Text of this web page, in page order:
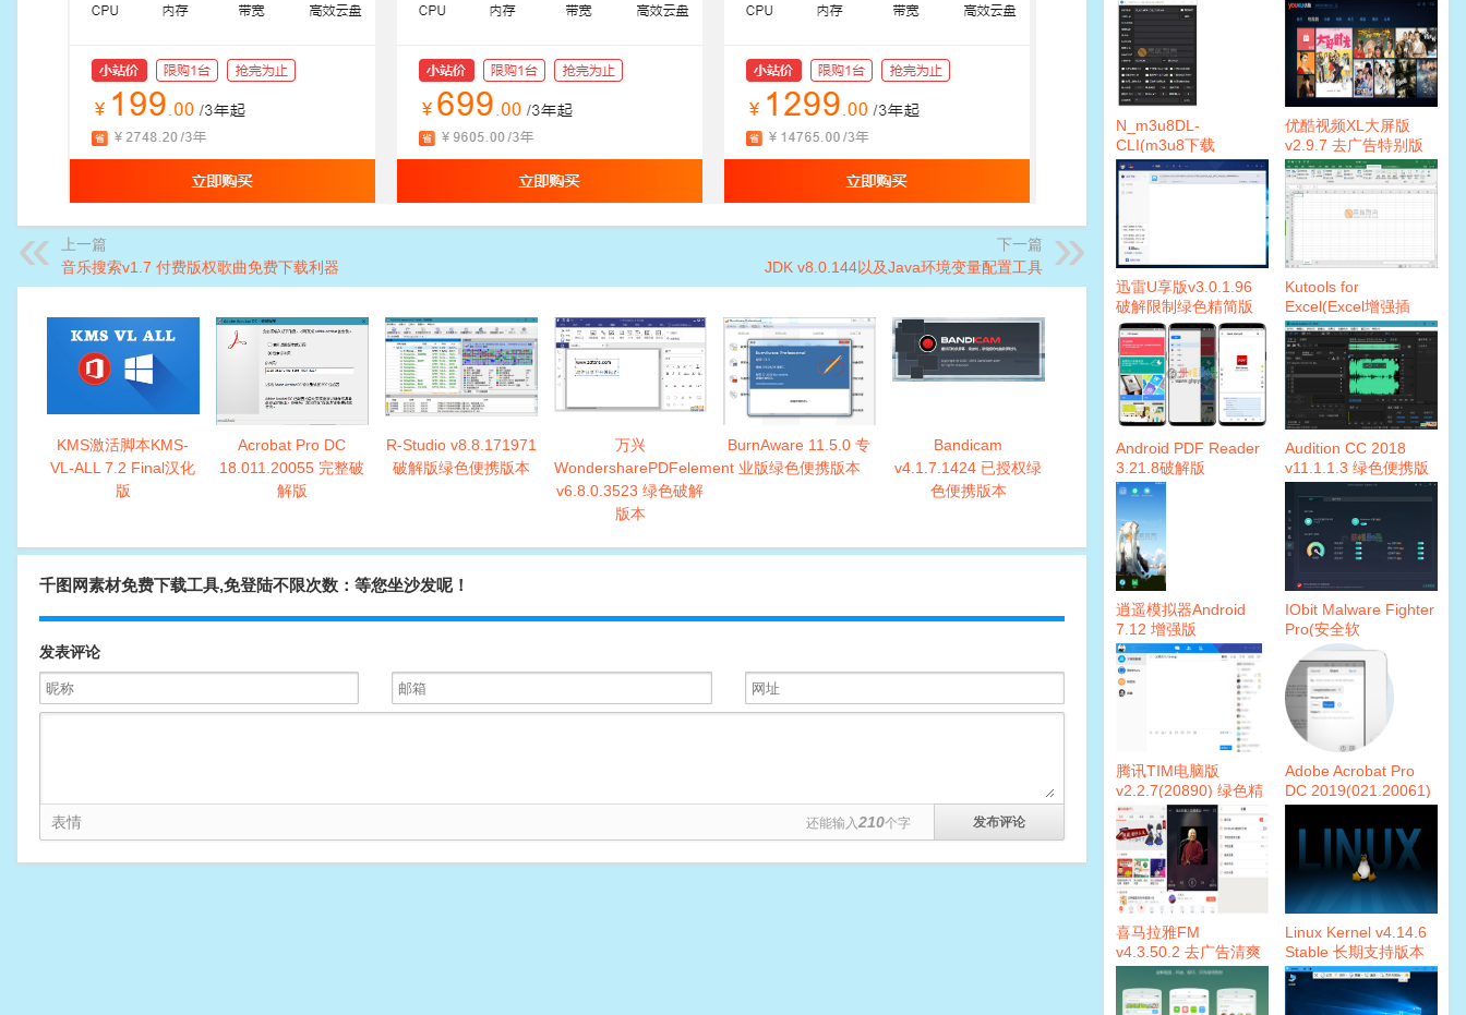
上一篇
音乐搜索v1.7 付费版权歌曲免费下载利器
下一篇
JDK v8.0.144以及Java环境变量配置工具
KMS激活脚本KMS-
VL-ALL 7.2 Final汉化
版
Acrobat Pro DC
18.011.20055 完整破
解版
R-Studio v8.8.171971
破解版绿色便携版本
万兴
WondersharePDFelement
v6.8.0.3523 绿色破解
版本
BurnAware 11.5.0 专
业版绿色便携版本
Bandicam
v4.1.7.1424 已授权绿
色便携版本
千图网素材免费下载工具,免登陆不限次数：等您坐沙发呢！
发表评论
表情 还能输入210个字
N_m3u8DL-
CLI(m3u8下载
器)v2.6.3 便携版
优酷视频XL大屏版
v2.9.7 去广告特别版
迅雷U享版v3.0.1.96
破解限制绿色精简版
本
Kutools for
Excel(Excel增强插
件)21.00 破解版
Android PDF Reader
3.21.8破解版
Audition CC 2018
v11.1.1.3 绿色便携版
本
逍遥模拟器Android
7.12 增强版
v20190831
IObit Malware Fighter
Pro(安全软
件)7.7.0.5872 激活版
腾讯TIM电脑版
v2.2.7(20890) 绿色精
简版本
Adobe Acrobat Pro
DC 2019(021.20061)
破解版
喜马拉雅FM
v4.3.50.2 去广告清爽
版
Linux Kernel v4.14.6
Stable 长期支持版本